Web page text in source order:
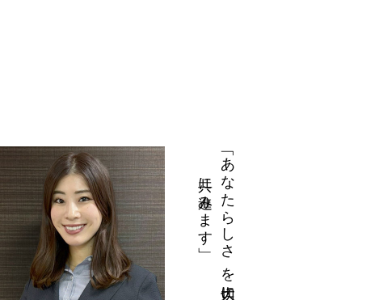
「あなたらしさ を大切に、
共に進みます」